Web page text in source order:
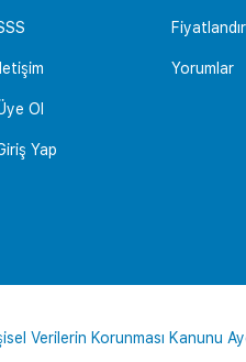
İletişim
Ol
Yap
Yorumlar
Verilerin Korunması Kanunu